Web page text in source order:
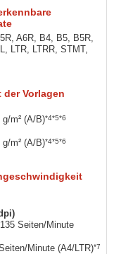
A6R, B4, B5, B5R,
LTR, LTRR, STMT,
der Vorlagen
g/m² (A/B)*4*5*6
g/m² (A/B)*4*5*6
Seiten/Minute
Minute (A4/LTR)*7